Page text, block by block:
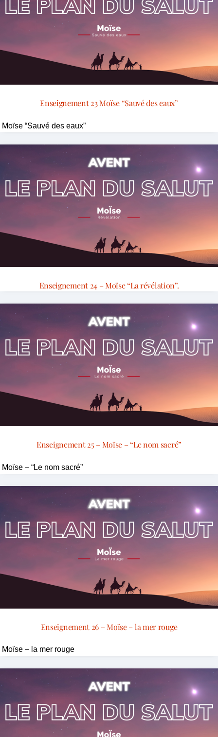
Enseignement 23 Moïse “Sauvé des eaux”
Moïse “Sauvé des eaux”
Enseignement 24 – Moïse “La révélation”.
Enseignement 25 – Moïse – “Le nom sacré”
Moïse – “Le nom sacré”
Enseignement 26 – Moïse – la mer rouge
Moïse – la mer rouge